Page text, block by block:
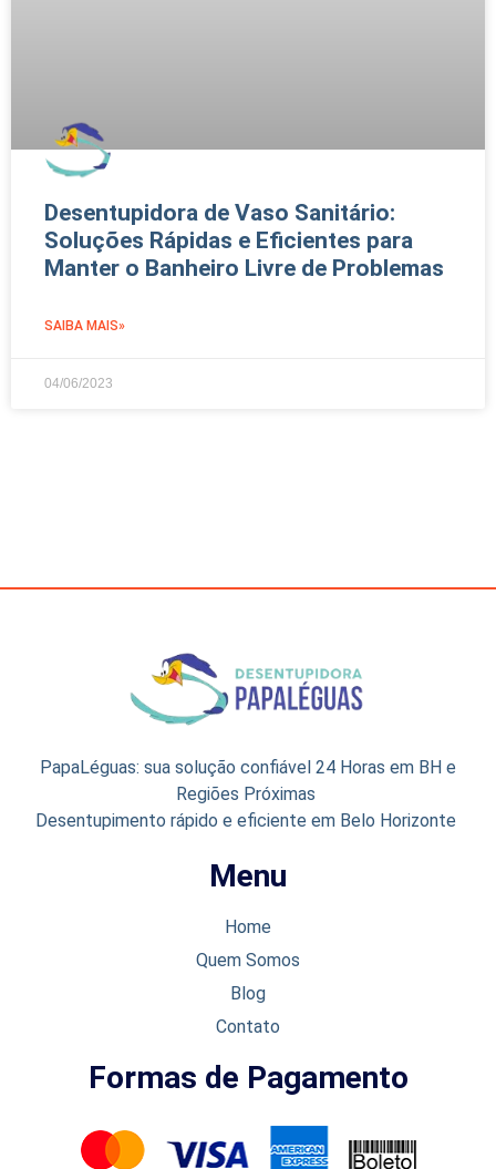
Desentupidora de Vaso Sanitário:
Soluções Rápidas e Eficientes para
Manter o Banheiro Livre de Problemas
SAIBA MAIS»
04/06/2023
PapaLéguas: sua solução confiável 24 Horas em BH e
Regiões Próximas
Desentupimento rápido e eficiente em Belo Horizonte
Menu
Home
Quem Somos
Blog
Contato
Formas de Pagamento